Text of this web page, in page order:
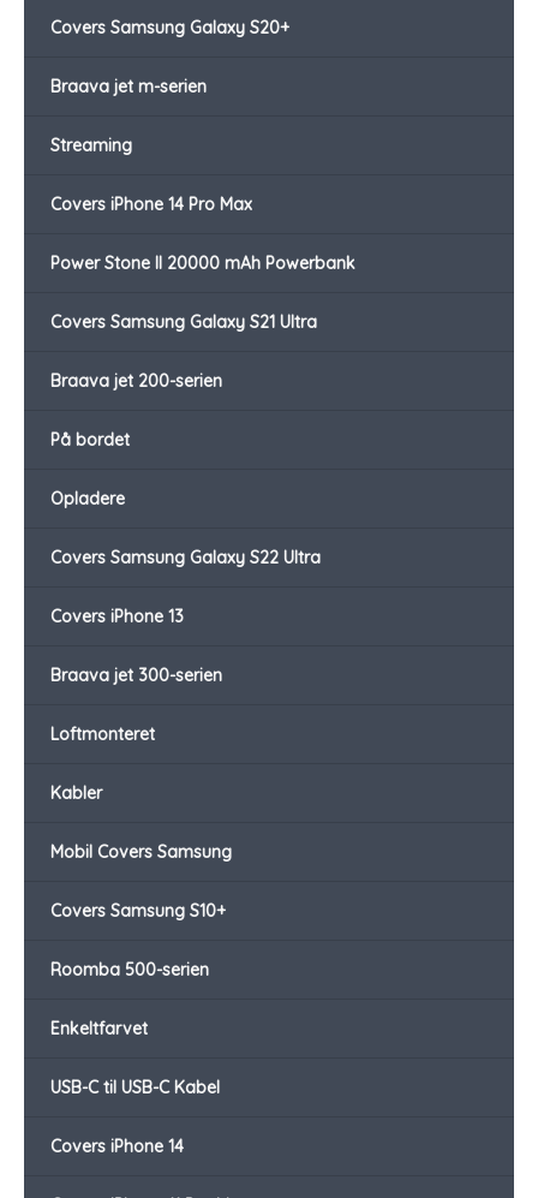
Covers Samsung Galaxy S20+
Braava jet m-serien
Streaming
Covers iPhone 14 Pro Max
Power Stone II 20000 mAh Powerbank
Covers Samsung Galaxy S21 Ultra
Braava jet 200-serien
På bordet
Opladere
Covers Samsung Galaxy S22 Ultra
Covers iPhone 13
Braava jet 300-serien
Loftmonteret
Kabler
Mobil Covers Samsung
Covers Samsung S10+
Roomba 500-serien
Enkeltfarvet
USB-C til USB-C Kabel
Covers iPhone 14